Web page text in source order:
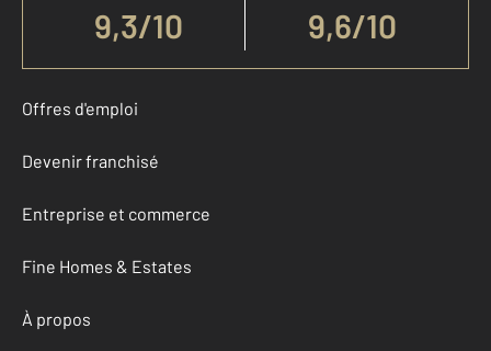
9,3/10 9,6/10
Offres d'emploi
Devenir franchisé
Entreprise et commerce
Fine Homes & Estates
À propos